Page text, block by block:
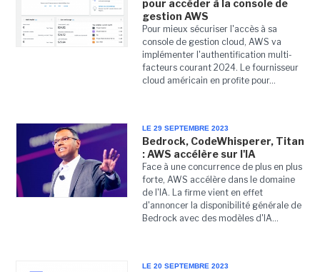
pour accéder à la console de
gestion AWS
Pour mieux sécuriser l'accès à sa
console de gestion cloud, AWS va
implémenter l'authentification multi-
facteurs courant 2024. Le fournisseur
cloud américain en profite pour...
LE 29 SEPTEMBRE 2023
Bedrock, CodeWhisperer, Titan
: AWS accélère sur l'IA
Face à une concurrence de plus en plus
forte, AWS accélère dans le domaine
de l'IA. La firme vient en effet
d'annoncer la disponibilité générale de
Bedrock avec des modèles d'IA...
LE 20 SEPTEMBRE 2023